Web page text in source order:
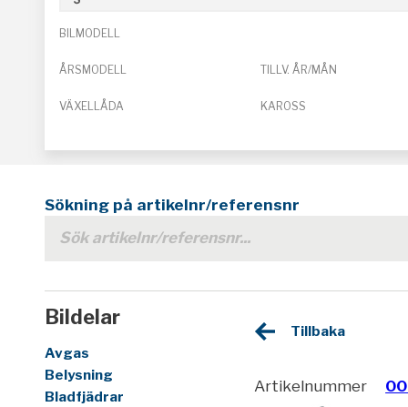
BILMODELL
ÅRSMODELL TILLV. ÅR/MÅN
VÄXELLÅDA KAROSS
Sökning på artikelnr/referensnr
Bildelar
Avgas
Belysning
Bladfjädrar
Tillbaka
Artikelnummer